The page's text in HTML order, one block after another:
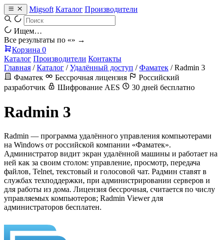
Migsoft Каталог Производители
Ищем…
Все результаты по «» →
Корзина 0
Каталог Производители Контакты
Главная / Каталог / Удалённый доступ / Фаматек / Radmin 3
Фаматек
Бессрочная лицензия
Российский
разработчик
Шифрование AES 30 дней бесплатно
Radmin 3
Radmin — программа удалённого управления компьютерами
на Windows от российской компании «Фаматек».
Администратор видит экран удалённой машины и работает на
ней как за своим столом: управление, просмотр, передача
файлов, Telnet, текстовый и голосовой чат. Радмин ставят в
службах техподдержки, при администрировании серверов и
для работы из дома. Лицензия бессрочная, считается по числу
управляемых компьютеров; Radmin Viewer для
администраторов бесплатен.